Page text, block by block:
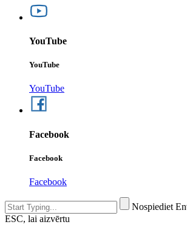
YouTube
YouTube
YouTube
Facebook
Facebook
Facebook
Nospiediet
ESC, lai aizvērtu